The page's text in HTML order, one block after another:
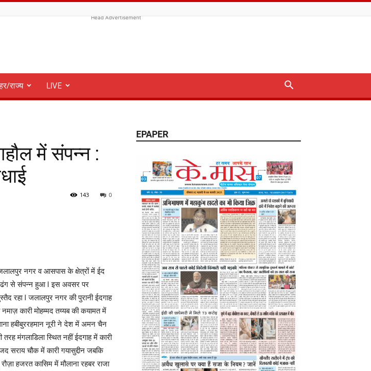
Head Advertisement
राज्य LIVE
में संपन्न :
0
143
नगर व आसपास के क्षेत्रों में ईद
ढंग से संपन्न हुआ l इस अवसर पर
रहा l जलालपुर नगर की पुरानी ईदगाह
कारी मोहम्मद तय्यब की कयामत में
हबीबुररहमान नूरी ने देश में अमन चैन
मंगलाडिला स्थित नहीं ईदगाह में कारी
सराय चौक में कारी गयासुद्दीन जबकि
हजरत कासिम में मौलाना रहबर राजा
EPAPER